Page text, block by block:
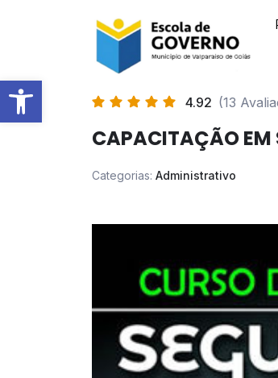
Abrir barra de ferramentas 4.92 (13
CAPACITAÇÃO EM
Categorias: Administrativo